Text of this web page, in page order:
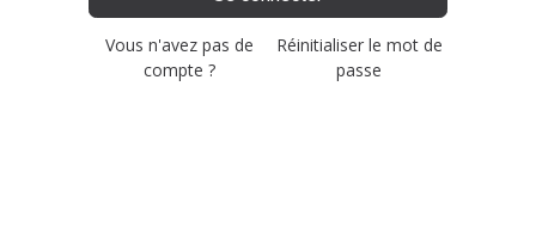
Vous n'avez pas de
compte ?
Réinitialiser le mot de
passe